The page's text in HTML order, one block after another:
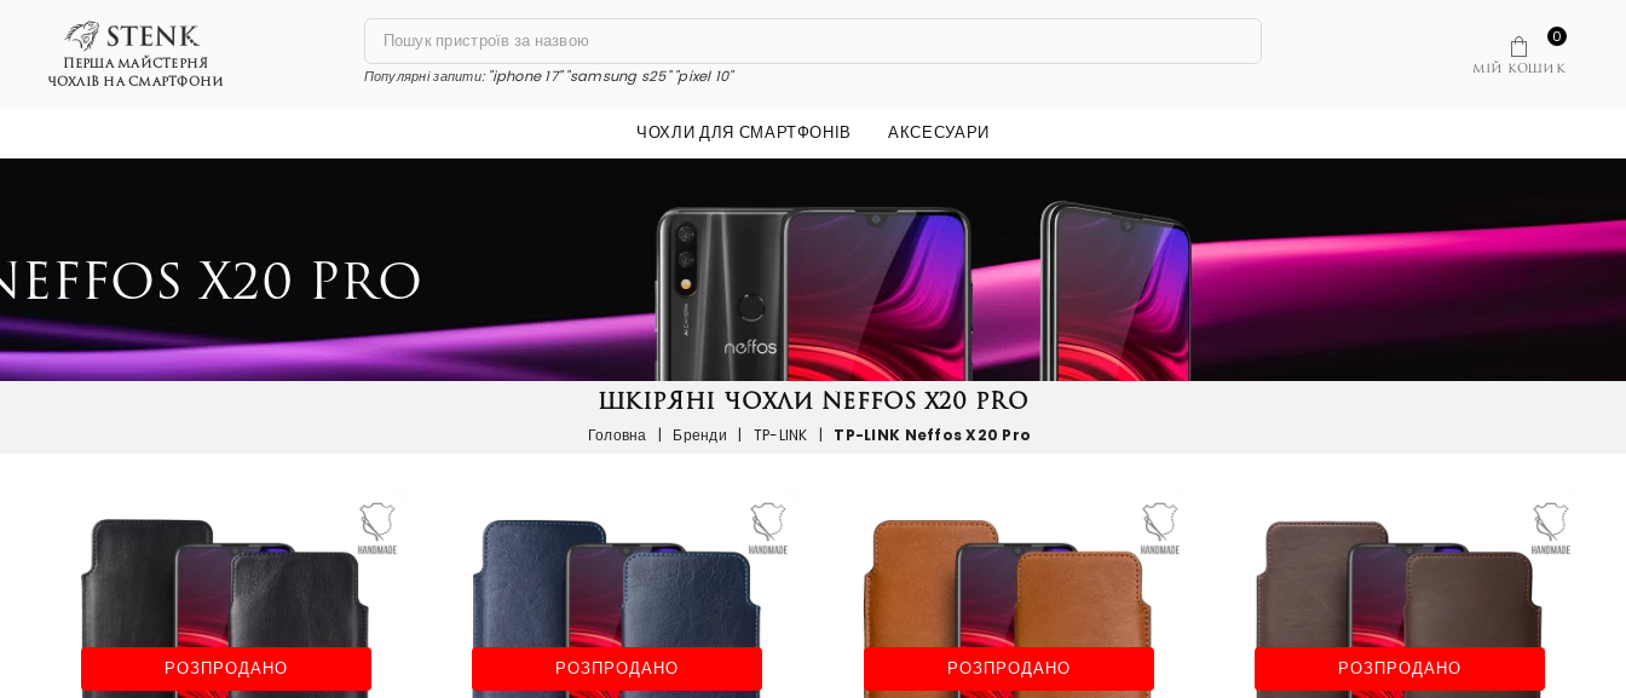
ПЕРША МАЙСТЕРНЯ
ЧОХЛІВ НА СМАРТФОНИ
Популярні запити:"iphone 17" "samsung s25" "pixel 10" МІЙ КОШИК
0
ЧОХЛИ ДЛЯ СМАРТФОНІВ АКСЕСУАРИ
ШКІРЯНІ ЧОХЛИ NEFFOS X20 PRO
Головна | Бренди | TP-LINK | TP-LINK Neffos X20 Pro
РОЗПРОДАНО РОЗПРОДАНО РОЗПРОДАНО РОЗПРОДАНО